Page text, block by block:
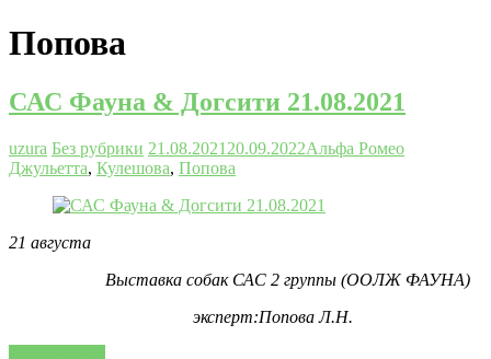
Попова
САС Фауна & Догсити 21.08.2021
uzura Без рубрики 21.08.2021 20.09.2022Альфа Ромео
Джульетта, Кулешова, Попова
21 августа
Выставка собак САС 2 группы (ООЛЖ ФАУНА)
эксперт:Попова Л.Н.